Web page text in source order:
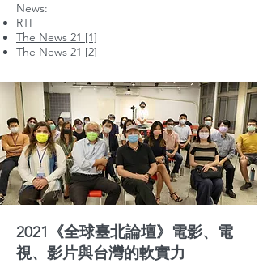
News:
RTI
The News 21 [1]
The News 21 [2]
2021《全球臺北論壇》電影、電
視、影片與台灣的軟實力